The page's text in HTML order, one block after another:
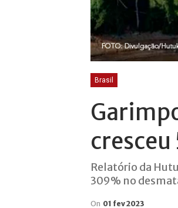
Brasil
Relatório da
309% no
On 01 fev 2023